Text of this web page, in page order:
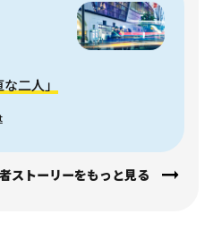
二人」
ストーリーをもっと見る